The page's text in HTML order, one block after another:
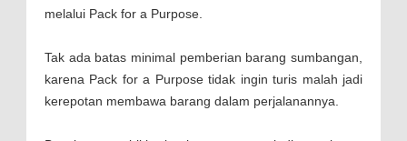
melalui Pack for a Purpose.
Tak ada batas minimal pemberian barang sumbangan,
karena Pack for a Purpose tidak ingin turis malah jadi
kerepotan membawa barang dalam perjalanannya.